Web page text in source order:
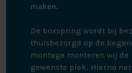
maken.
De boxspring wordt bij
thuisbezorgd op de
montage monteren wij de
gewenste plek. Hierna